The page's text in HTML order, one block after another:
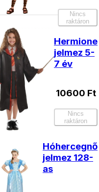
Nincs
raktáron
Hermione
jelmez 5-
7 év
10600 Ft
Nincs
raktáron
Hóhercegnő
jelmez 128-
as